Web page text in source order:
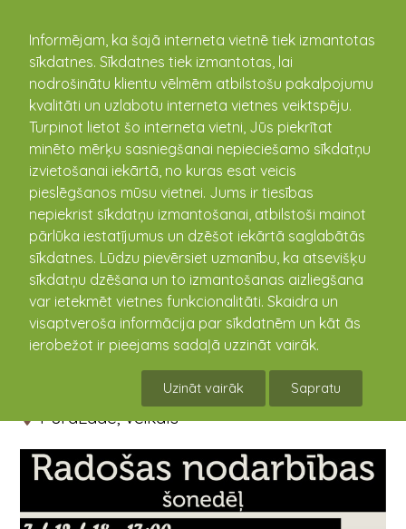
Informējam, ka šajā interneta vietnē tiek izmantotas
sīkdatnes. Sīkdatnes tiek izmantotas, lai
nodrošinātu klientu vēlmēm atbilstošu pakalpojumu
kvalitāti un uzlabotu interneta vietnes veiktspēju.
Turpinot lietot šo interneta vietni, Jūs piekrītat
minēto mērķu sasniegšanai nepieciešamo sīkdatņu
izvietošanai iekārtā, no kuras esat veicis
pieslēgšanos mūsu vietnei. Jums ir tiesības
nepiekrist sīkdatņu izmantošanai, atbilstoši mainot
pārlūka iestatījumus un dzēšot iekārtā saglabātās
sīkdatnes. Lūdzu pievērsiet uzmanību, ka atsevišķu
sīkdatņu dzēšana un to izmantošanas aizliegšana
var ietekmēt vietnes funkcionalitāti. Skaidra un
visaptveroša informācija par sīkdatnēm un kāt ās
ierobežot ir pieejams sadaļā uzzināt vairāk.
Uzināt vairāk Sapratu
kandava.lv
PASĀKUMU
KALENDĀRS
Pērļotas bumbas eglītei
PūraLāde, veikals